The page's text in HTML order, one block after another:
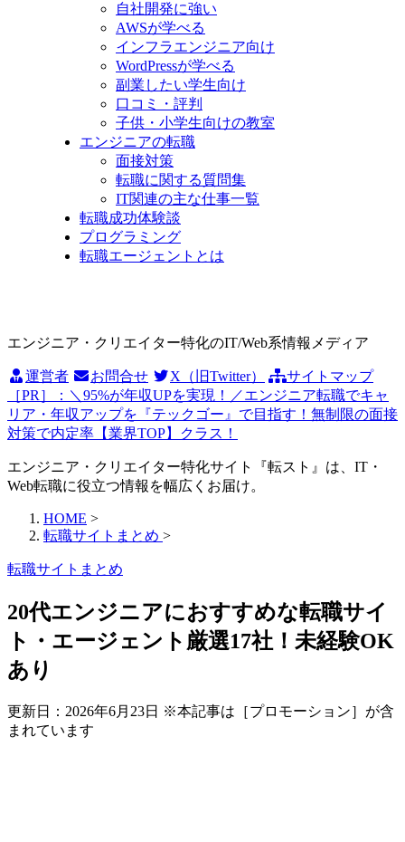
自社開発に強い
AWSが学べる
インフラエンジニア向け
WordPressが学べる
副業したい学生向け
口コミ・評判
子供・小学生向けの教室
エンジニアの転職
面接対策
転職に関する質問集
IT関連の主な仕事一覧
転職成功体験談
プログラミング
転職エージェントとは
エンジニア・クリエイター特化のIT/Web系情報メディア
運営者 お問合せ X（旧Twitter）
サイトマップ
［PR］：＼95%が年収UPを実現！／エンジニア転職でキャ
リア・年収アップを『テックゴー』で目指す！無制限の面接
対策で内定率【業界TOP】クラス！
エンジニア・クリエイター特化サイト『転スト』は、IT・
Web転職に役立つ情報を幅広くお届け。
HOME >
転職サイトまとめ >
転職サイトまとめ
20代エンジニアにおすすめな転職サイ
ト・エージェント厳選17社！未経験OK
あり
更新日： 2026年6月23日 ※本記事は［プロモーション］が含
まれています